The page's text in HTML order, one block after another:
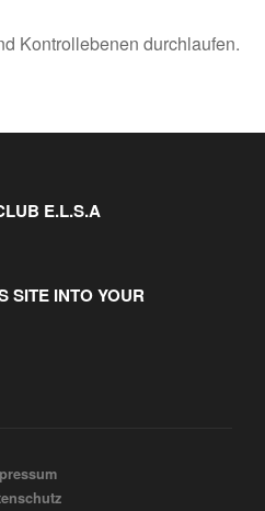
Kontrollebenen durchlaufen.
E.L.S.A
SITE INTO YOUR